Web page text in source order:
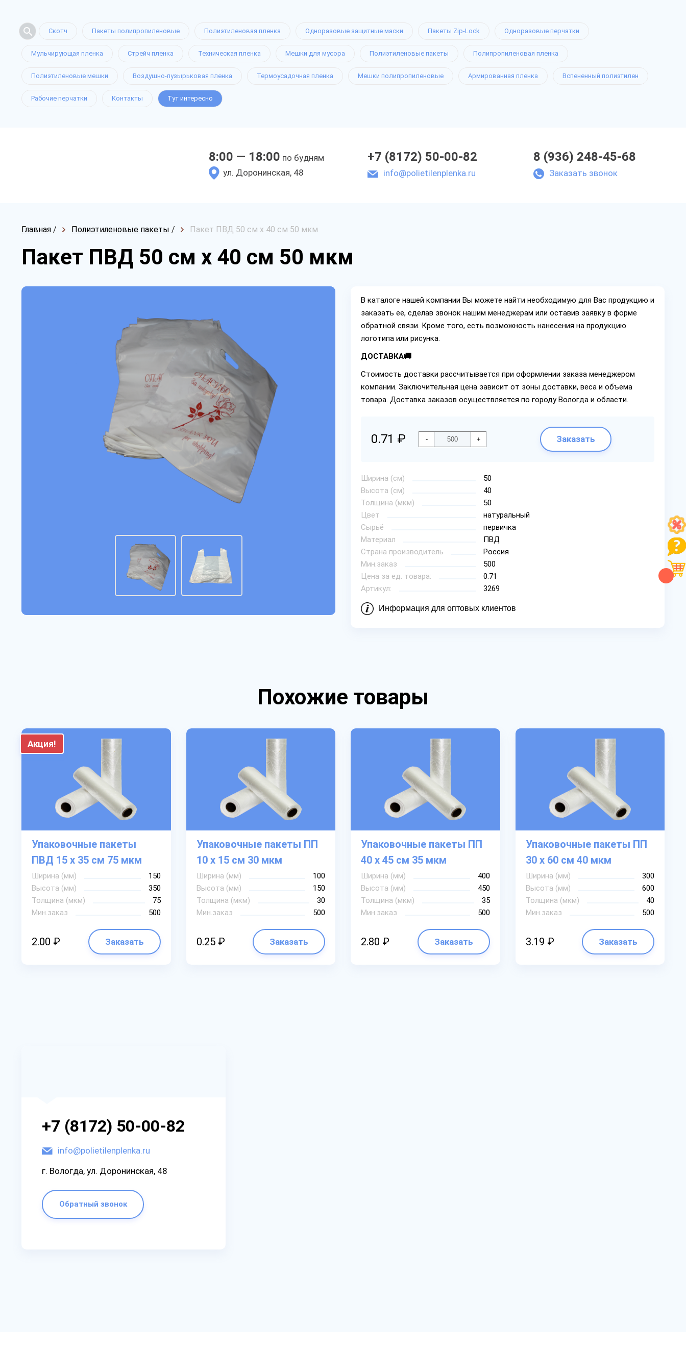
Скотч Пакеты полипропиленовые Полиэтиленовая пленка Одноразовые защитные маски Пакеты Zip-Lock Одноразовые перчатки
Мульчирующая пленка Стрейч пленка Техническая пленка Мешки для мусора Полиэтиленовые пакеты Полипропиленовая пленка
Полиэтиленовые мешки Воздушно-пузырьковая пленка Термоусадочная пленка Мешки полипропиленовые Армированная пленка Вспененный полиэтилен
Рабочие перчатки Контакты Тут интересно
8:00 — 18:00 по будням
ул. Доронинская, 48
+7 (8172) 50-00-82
info@polietilenplenka.ru
8 (936) 248-45-68
Заказать звонок
Главная / Полиэтиленовые пакеты / Пакет ПВД 50 см х 40 см 50 мкм
Пакет ПВД 50 см х 40 см 50 мкм
В каталоге нашей компании Вы можете найти необходимую для Вас продукцию и
заказать ее, сделав звонок нашим менеджерам или оставив заявку в форме
обратной связи. Кроме того, есть возможность нанесения на продукцию
логотипа или рисунка.
ДОСТАВКА🚚
Стоимость доставки рассчитывается при оформлении заказа менеджером
компании. Заключительная цена зависит от зоны доставки, веса и объема
товара. Доставка заказов осуществляется по городу Вологда и области.
0.71 ₽ - + Заказать
Ширина (см)
50
Высота (см)
40
Толщина (мкм)
50
Цвет
натуральный
Сырьё
первичка
Материал
ПВД
Страна производитель
Россия
Мин.заказ
500
Цена за ед. товара:
0.71
Артикул:
3269
Информация для оптовых клиентов
Похожие товары
Акция!
Упаковочные пакеты
ПВД 15 х 35 см 75 мкм
Ширина (мм)
150
Высота (мм)
350
Толщина (мкм)
75
Мин.заказ
500
2.00 ₽ Заказать
Упаковочные пакеты ПП
10 х 15 см 30 мкм
Ширина (мм)
100
Высота (мм)
150
Толщина (мкм)
30
Мин.заказ
500
0.25 ₽ Заказать
Упаковочные пакеты ПП
40 х 45 см 35 мкм
Ширина (мм)
400
Высота (мм)
450
Толщина (мкм)
35
Мин.заказ
500
2.80 ₽ Заказать
Упаковочные пакеты ПП
30 х 60 см 40 мкм
Ширина (мм)
300
Высота (мм)
600
Толщина (мкм)
40
Мин.заказ
500
3.19 ₽ Заказать
+7 (8172) 50-00-82
info@polietilenplenka.ru
г. Вологда, ул. Доронинская, 48
Обратный звонок